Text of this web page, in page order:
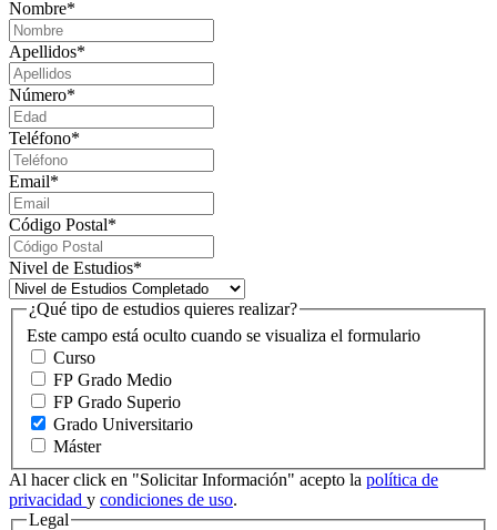
Nombre*
Apellidos*
Número*
Teléfono*
Email*
Código Postal*
Nivel de Estudios*
Este campo está oculto cuando se visualiza el formulario
¿Qué tipo de estudios quieres realizar?
Curso
FP Grado Medio
FP Grado Superio
Grado Universitario
Máster
Al hacer click en "Solicitar Información" acepto la política de
privacidad y condiciones de uso.
Legal